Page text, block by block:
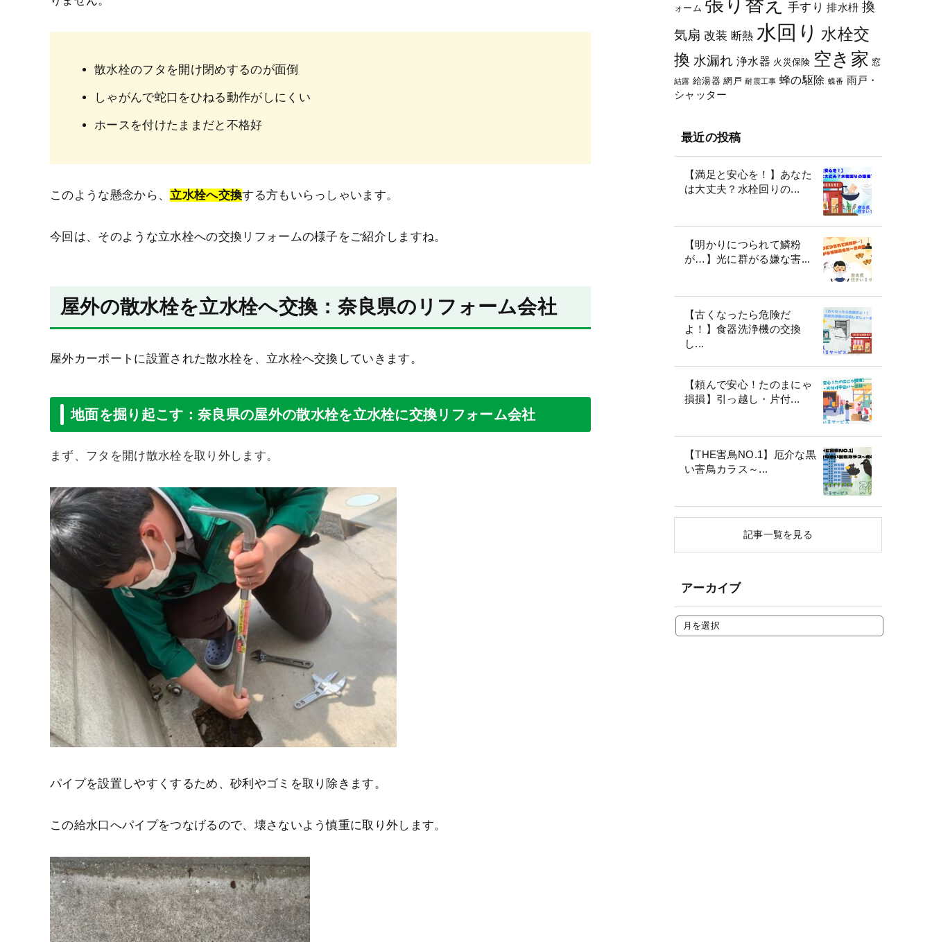
散水栓のフタを開け閉めするのが面倒
しゃがんで蛇口をひねる動作がしにくい
ホースを付けたままだと不格好
このような懸念から、 立水栓へ交換する方もいらっしゃいます。
今回は、そのような立水栓への交換リフォームの様子をご紹介しますね。
屋外の散水栓を立水栓へ交換：奈良県のリフォーム会社
屋外カーポートに設置された散水栓を、立水栓へ交換していきます。
地面を掘り起こす：奈良県の屋外の散水栓を立水栓に交換リフォーム会社
まず、フタを開け散水栓を取り外します。
パイプを設置しやすくするため、砂利やゴミを取り除きます。
この給水口へパイプをつなげるので、壊さないよう慎重に取り外します。
ォーム 手すり 排水枡 換
気扇 改装 断熱 水回り 水栓交
換 水漏れ 浄水器 火災保険 空き家 窓
結露 給湯器 網戸 耐震工事 蜂の駆除 蝶番 雨戸・
シャッター
最近の投稿
【満足と安心を！】あなた
は大丈夫？水栓回りの...
【明かりにつられて鱗粉
が…】光に群がる嫌な害...
【古くなったら危険だ
よ！】食器洗浄機の交換
し...
【頼んで安心！たのまにゃ
損損】引っ越し・片付...
【THE害鳥NO.1】厄介な黒
い害鳥カラス～...
記事一覧を見る
アーカイブ